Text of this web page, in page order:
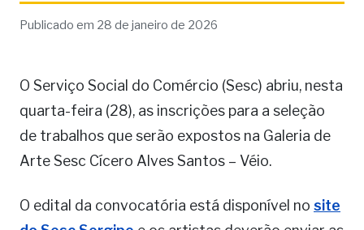
Publicado em 28 de janeiro de 2026
O Serviço Social do Comércio (Sesc) abriu, nesta
quarta-feira (28), as inscrições para a seleção
de trabalhos que serão expostos na Galeria de
Arte Sesc Cícero Alves Santos – Véio.
O edital da convocatória está disponível no site